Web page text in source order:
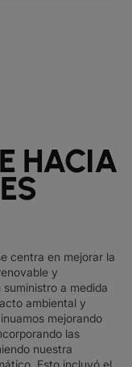
HACIA
centra en mejorar la
y
a medida
ambiental y
mejorando
las
nuestra
Esto incluyó el